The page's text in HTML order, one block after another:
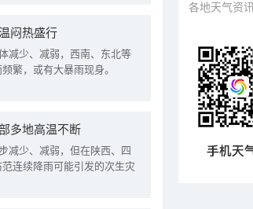
闷热盛行
减少、减弱，西南、东北等
繁，或有大暴雨现身。
多地高温不断
减少、减弱，但在陕西、四
连续降雨可能引发的次生灾
各地天气资讯